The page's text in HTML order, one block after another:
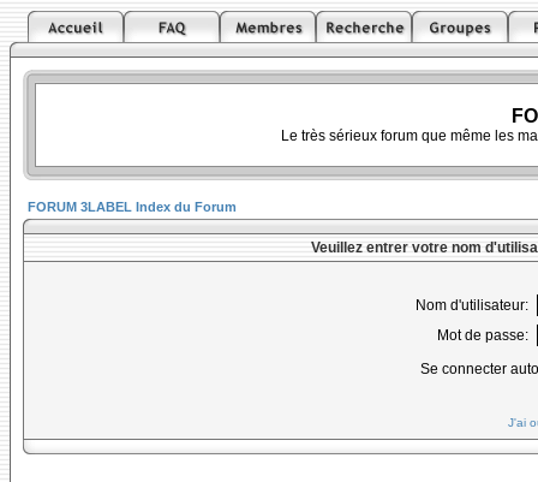
Le très sérieux forum que même les
FORUM 3LABEL Index du Forum
Veuillez entrer votre nom
Nom d'utilisateur:
Mot de passe:
Se connecter
J'ai